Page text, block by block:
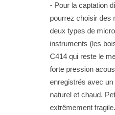
- Pour la captation
pourrez choisir des
deux types de
instruments (les
C414 qui reste le
forte pression
enregistrés avec
naturel et chaud.
extrêmement fragile.